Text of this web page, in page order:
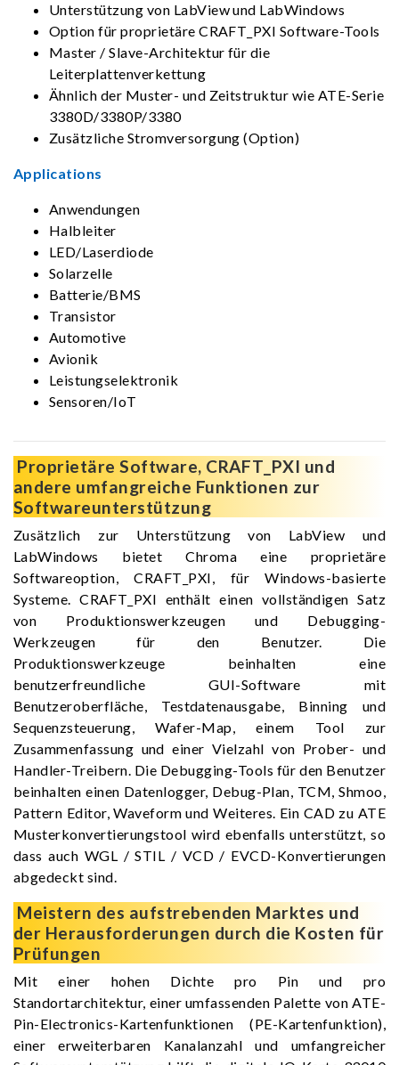
Unterstützung von LabView und LabWindows
Option für proprietäre CRAFT_PXI Software-Tools
Master / Slave-Architektur für die
Leiterplattenverkettung
Ähnlich der Muster- und Zeitstruktur wie ATE-Serie
3380D/3380P/3380
Zusätzliche Stromversorgung (Option)
Applications
Anwendungen
Halbleiter
LED/Laserdiode
Solarzelle
Batterie/BMS
Transistor
Automotive
Avionik
Leistungselektronik
Sensoren/IoT
Proprietäre Software, CRAFT_PXI und
andere umfangreiche Funktionen zur
Softwareunterstützung
Zusätzlich zur Unterstützung von LabView und
LabWindows bietet Chroma eine proprietäre
Softwareoption, CRAFT_PXI, für Windows-basierte
Systeme. CRAFT_PXI enthält einen vollständigen Satz
von Produktionswerkzeugen und Debugging-
Werkzeugen für den Benutzer. Die
Produktionswerkzeuge beinhalten eine
benutzerfreundliche GUI-Software mit
Benutzeroberfläche, Testdatenausgabe, Binning und
Sequenzsteuerung, Wafer-Map, einem Tool zur
Zusammenfassung und einer Vielzahl von Prober- und
Handler-Treibern. Die Debugging-Tools für den Benutzer
beinhalten einen Datenlogger, Debug-Plan, TCM, Shmoo,
Pattern Editor, Waveform und Weiteres. Ein CAD zu ATE
Musterkonvertierungstool wird ebenfalls unterstützt, so
dass auch WGL / STIL / VCD / EVCD-Konvertierungen
abgedeckt sind.
Meistern des aufstrebenden Marktes und
der Herausforderungen durch die Kosten für
Prüfungen
Mit einer hohen Dichte pro Pin und pro
Standortarchitektur, einer umfassenden Palette von ATE-
Pin-Electronics-Kartenfunktionen (PE-Kartenfunktion),
einer erweiterbaren Kanalanzahl und umfangreicher